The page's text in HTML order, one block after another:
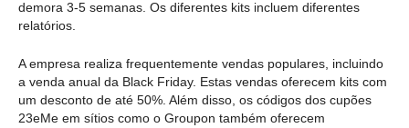
demora 3-5 semanas. Os diferentes kits incluem diferentes
relatórios.
A empresa realiza frequentemente vendas populares, incluindo
a venda anual da Black Friday. Estas vendas oferecem kits com
um desconto de até 50%. Além disso, os códigos dos cupões
23eMe em sítios como o Groupon também oferecem